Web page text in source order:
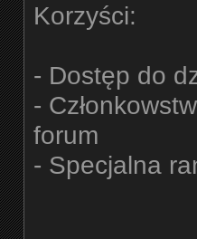
Korzyści:
- Dostęp do
-
forum
- Specjalna